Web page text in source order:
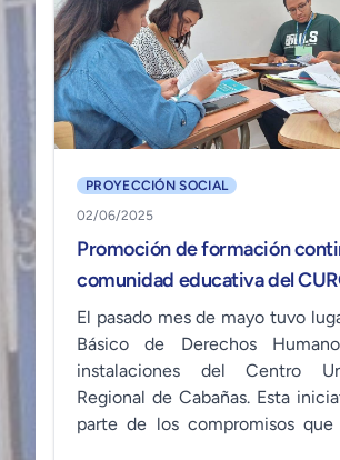
PROYECCIÓN SOCIAL
02/06/2025
Promoción de formación
comunidad educativa del
El pasado mes de mayo tuvo
Básico de Derechos
instalaciones del Centro
Regional de Cabañas. Esta
parte de los compromisos que